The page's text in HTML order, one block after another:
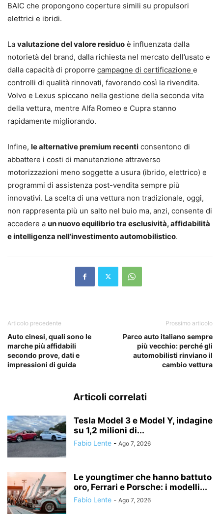
BAIC che propongono coperture simili su propulsori
elettrici e ibridi.
La valutazione del valore residuo è influenzata dalla
notorietà del brand, dalla richiesta nel mercato dell’usato e
dalla capacità di proporre campagne di certificazione e
controlli di qualità rinnovati, favorendo così la rivendita.
Volvo e Lexus spiccano nella gestione della seconda vita
della vettura, mentre Alfa Romeo e Cupra stanno
rapidamente migliorando.
Infine, le alternative premium recenti consentono di
abbattere i costi di manutenzione attraverso
motorizzazioni meno soggette a usura (ibrido, elettrico) e
programmi di assistenza post-vendita sempre più
innovativi. La scelta di una vettura non tradizionale, oggi,
non rappresenta più un salto nel buio ma, anzi, consente di
accedere a un nuovo equilibrio tra esclusività, affidabilità
e intelligenza nell’investimento automobilistico.
Articolo precedente
Auto cinesi, quali sono le
marche più affidabili
secondo prove, dati e
impressioni di guida
Prossimo articolo
Parco auto italiano sempre
più vecchio: perché gli
automobilisti rinviano il
cambio vettura
Articoli correlati
Tesla Model 3 e Model Y, indagine
su 1,2 milioni di...
Fabio Lente - Ago 7, 2026
Le youngtimer che hanno battuto
oro, Ferrari e Porsche: i modelli...
Fabio Lente - Ago 7, 2026